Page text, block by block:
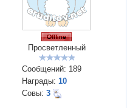
Просветленный
Сообщений: 189
Награды: 10
Совы: 3